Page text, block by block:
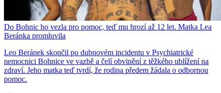
Do Bohnic ho vezla pro pomoc, teď mu hrozí až 12 let. Matka Lea
Beránka promluvila
Leo Beránek skončil po dubnovém incidentu v Psychiatrické
nemocnici Bohnice ve vazbě a čelí obvinění z těžkého ublížení na
zdraví. Jeho matka teď tvrdí, že rodina předem žádala o odbornou
pomoc.